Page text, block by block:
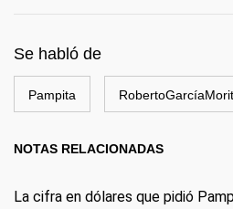
Se habló de
Pampita
NOTAS RELACIONADAS
La cifra en dólares que pidió